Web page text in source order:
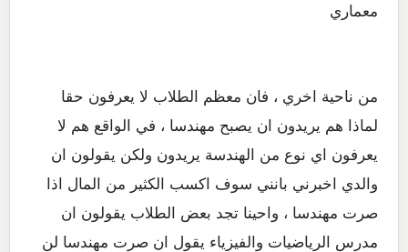
معماري
من ناحية اخري ، فان معظم الطلاب لا يعرفون حقا
لماذا هم يريدون ان يصبح مهندسا ، في الواقع هم لا
يعرفون اي نوع من الهندسة يريدون ولكن يقولون ان
والدي اخبرني بانني سوف اكسب الكثير من المال اذا
صرت مهندسا ، واحينا تجد بعض الطلاب يقولون ان
مدرس الرياضيات والفيزياء يقول ان صرت مهندسا لن